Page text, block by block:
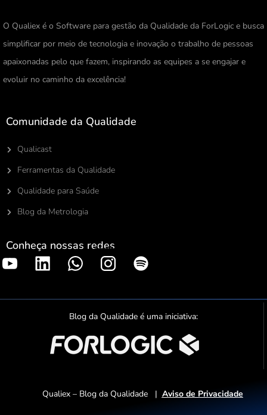
O Qualiex é o Software para gestão da Qualidade da ForLogic e busca
simplificar por meio de tecnologia e inovação o trabalho de pessoas
apaixonadas pelo que fazem, inspirando as equipes a se engajar e
evoluir no caminho da excelência!
Comunidade da Qualidade
Qualicast
Ferramentas da Qualidade
Qualidade para Saúde
Blog da Metrologia
Conheça nossas redes
S
o
t
i
f
y
Blog da Qualidade é uma iniciativa:
Qualiex – Blog da Qualidade | Aviso de Privacidade